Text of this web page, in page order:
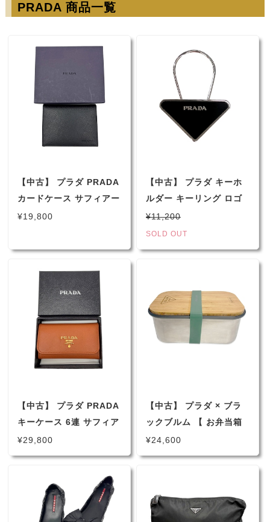
PRADA 商品一覧
【中古】 プラダ PRADA
カードケース サフィアー
ノ レザー ブラック メン
¥19,800
【中古】 プラダ キーホ
ルダー キーリング ロゴ
ブラック シルバー M713
男女兼用
¥11,200
SOLD OUT
【中古】 プラダ PRADA
キーケース 6連 サフィア
ーノ レザー パパイア オ
レンジ ゴールド
ース 男女兼用
¥29,800
【中古】 プラダ × ブラ
ックブルム 【 お弁当箱
ランチボックス サンドイ
ッチボックス 】 ステン
Black+Blum 未使用展示
品（2948）
¥24,600